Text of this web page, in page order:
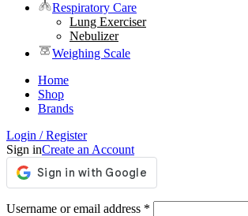
Respiratory Care
Lung Exerciser
Nebulizer
Weighing Scale
Home
Shop
Brands
Login / Register
Sign inCreate an Account
Username or email address *